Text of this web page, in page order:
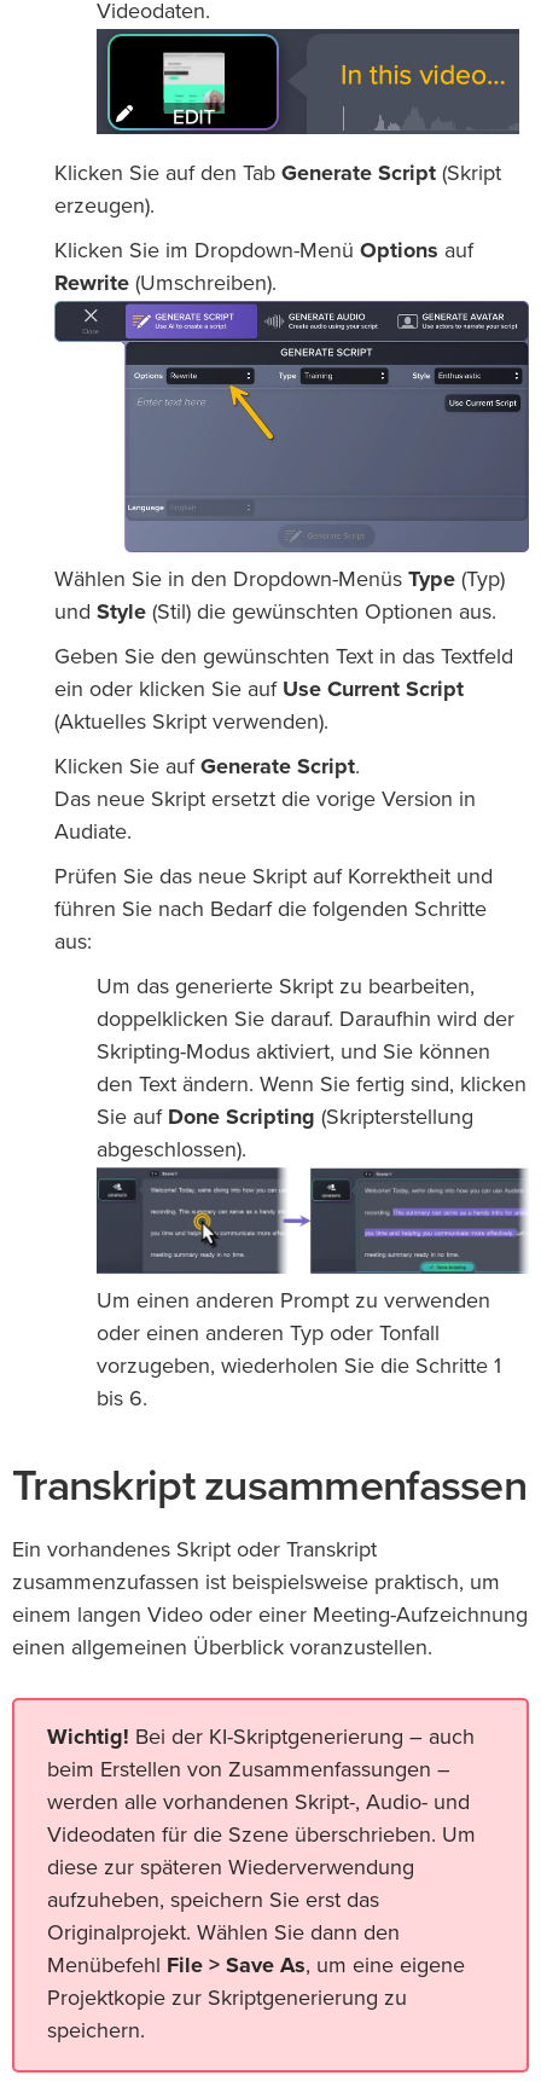
Videodaten.
Klicken Sie auf den Tab Generate Script (Skript
erzeugen).
Klicken Sie im Dropdown-Menü Options auf
Rewrite (Umschreiben).
Wählen Sie in den Dropdown-Menüs Type (Typ)
und Style (Stil) die gewünschten Optionen aus.
Geben Sie den gewünschten Text in das Textfeld
ein oder klicken Sie auf Use Current Script
(Aktuelles Skript verwenden).
Klicken Sie auf Generate Script.
Das neue Skript ersetzt die vorige Version in
Audiate.
Prüfen Sie das neue Skript auf Korrektheit und
führen Sie nach Bedarf die folgenden Schritte
aus:
Um das generierte Skript zu bearbeiten,
doppelklicken Sie darauf. Daraufhin wird der
Skripting-Modus aktiviert, und Sie können
den Text ändern. Wenn Sie fertig sind, klicken
Sie auf Done Scripting (Skripterstellung
abgeschlossen).
Um einen anderen Prompt zu verwenden
oder einen anderen Typ oder Tonfall
vorzugeben, wiederholen Sie die Schritte 1
bis 6.
Transkript zusammenfassen
Ein vorhandenes Skript oder Transkript
zusammenzufassen ist beispielsweise praktisch, um
einem langen Video oder einer Meeting-Aufzeichnung
einen allgemeinen Überblick voranzustellen.
Wichtig! Bei der KI-Skriptgenerierung – auch
beim Erstellen von Zusammenfassungen –
werden alle vorhandenen Skript-, Audio- und
Videodaten für die Szene überschrieben. Um
diese zur späteren Wiederverwendung
aufzuheben, speichern Sie erst das
Originalprojekt. Wählen Sie dann den
Menübefehl
File > Save As, um eine eigene
Projektkopie zur Skriptgenerierung zu
speichern.